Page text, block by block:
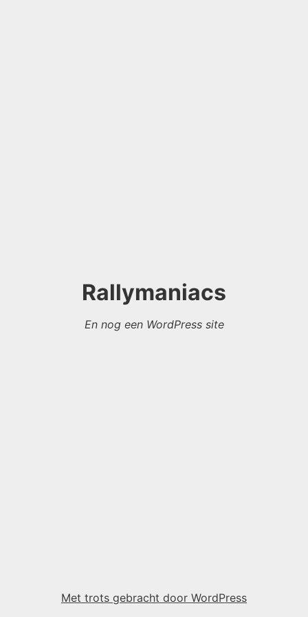
Rallymaniacs
En nog een WordPress site
Met trots gebracht door WordPress